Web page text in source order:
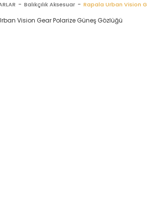
Balıkçılık Aksesuar Rapala Urban Vision